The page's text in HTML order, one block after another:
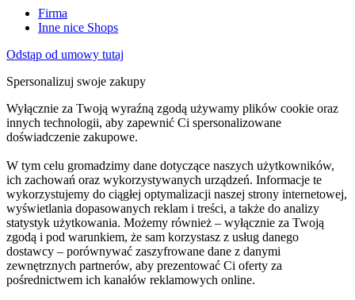
Firma
Inne nice Shops
Odstąp od umowy tutaj
Spersonalizuj swoje zakupy
Wyłącznie za Twoją wyraźną zgodą używamy plików cookie oraz
innych technologii, aby zapewnić Ci spersonalizowane
doświadczenie zakupowe.
W tym celu gromadzimy dane dotyczące naszych użytkowników,
ich zachowań oraz wykorzystywanych urządzeń. Informacje te
wykorzystujemy do ciągłej optymalizacji naszej strony internetowej,
wyświetlania dopasowanych reklam i treści, a także do analizy
statystyk użytkowania. Możemy również – wyłącznie za Twoją
zgodą i pod warunkiem, że sam korzystasz z usług danego
dostawcy – porównywać zaszyfrowane dane z danymi
zewnętrznych partnerów, aby prezentować Ci oferty za
pośrednictwem ich kanałów reklamowych online.